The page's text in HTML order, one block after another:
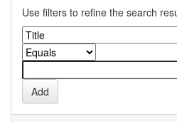
Use filters to refine the search